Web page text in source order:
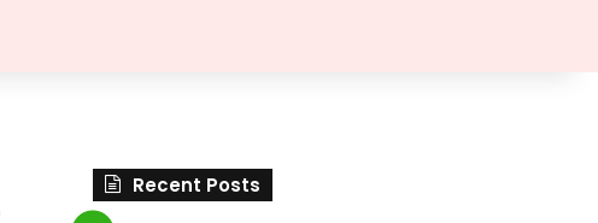
Recent Posts